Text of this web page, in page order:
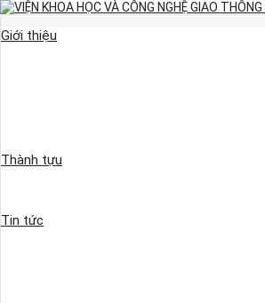
Giới thiệu
Thành tựu
Tin tức